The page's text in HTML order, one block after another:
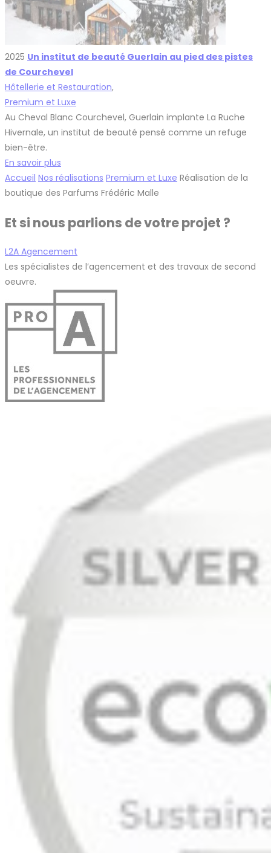
2025 Un institut de beauté Guerlain au pied des pistes
de Courchevel
Hôtellerie et Restauration,
Premium et Luxe
Au Cheval Blanc Courchevel, Guerlain implante La Ruche
Hivernale, un institut de beauté pensé comme un refuge
bien-être.
En savoir plus
Accueil Nos réalisations Premium et Luxe Réalisation de la
boutique des Parfums Frédéric Malle
Et si nous parlions de votre projet ?
L2A Agencement
Les spécialistes de l’agencement et des travaux de second
oeuvre.